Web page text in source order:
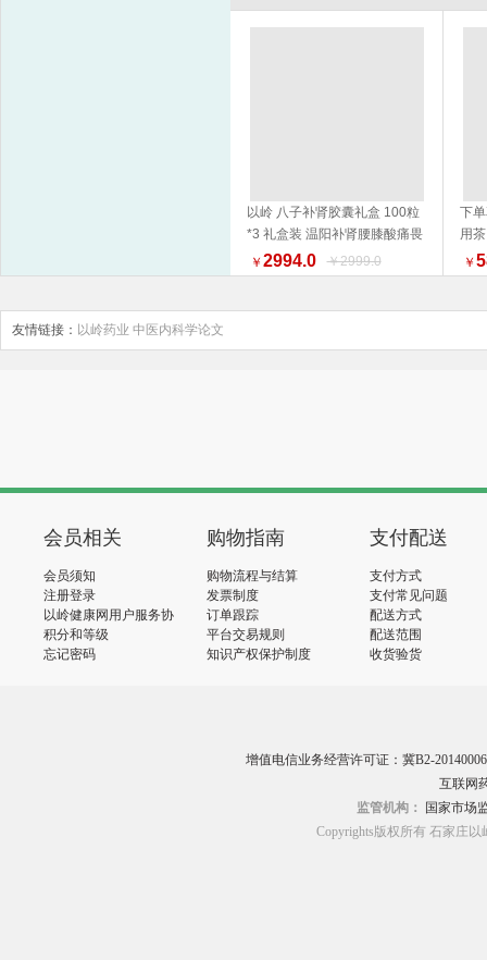
以岭 八子补肾胶囊礼盒 100粒
*3 礼盒装 温阳补肾腰膝酸痛畏
寒 新旧包装随机发货
￥ 2994.0 ￥2999.0
下
用
￥
友情链接： 以岭药业 中医内科学论文
会员相关
会员须知
注册登录
以岭健康网用户服务协
议
积分和等级
忘记密码
购物指南
购物流程与结算
发票制度
订单跟踪
平台交易规则
知识产权保护制度
支付配送
支付方式
支付常见问题
配送方式
配送范围
收货验货
增值电信业务经营许可证：冀B2-20140006
互联网
监管机构：
国家市场
Copyrights版权所有 石家庄